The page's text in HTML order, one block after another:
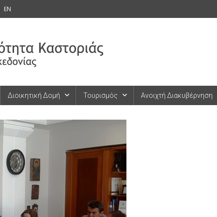
EN
Διοικητική Δομή Τουρισμός Ανοιχτή Διακυβέρνηση